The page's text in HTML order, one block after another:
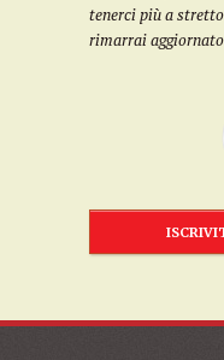
tenerci più a
rimarrai